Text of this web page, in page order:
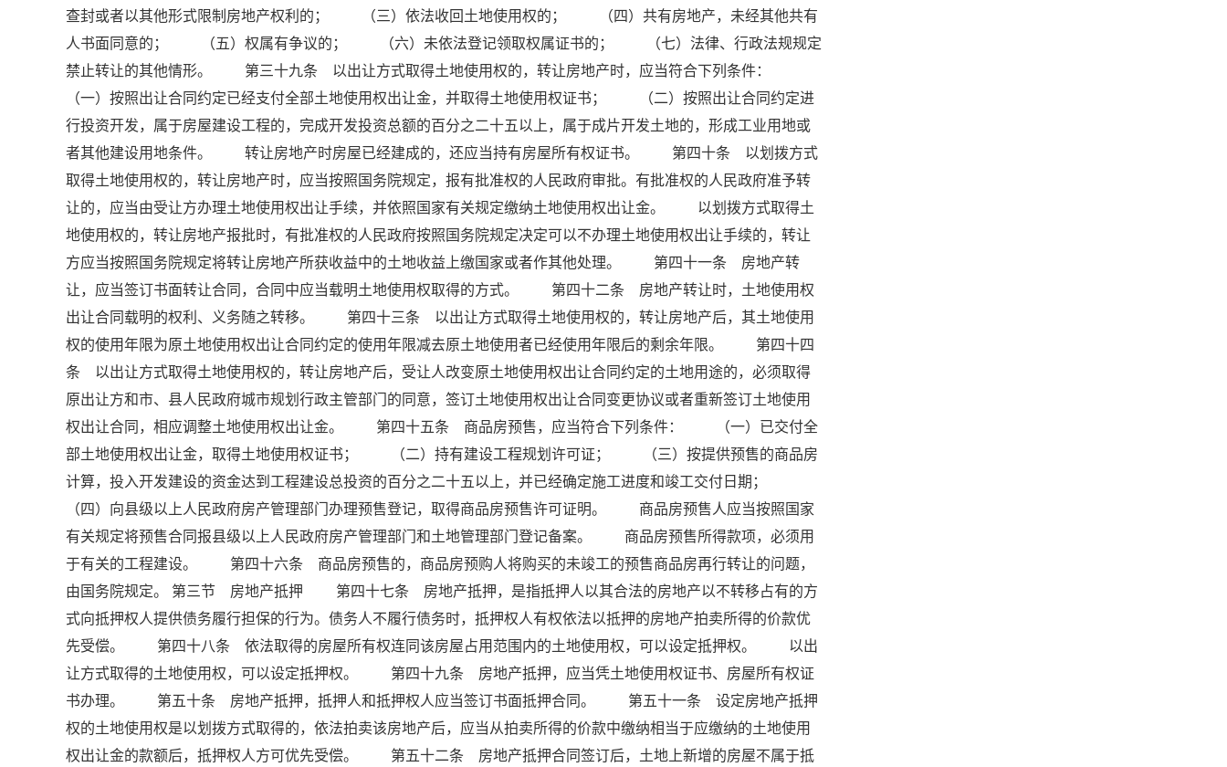
查封或者以其他形式限制房地产权利的； （三）依法收回土地使用权的； （四）共有房地产，未经其他共有
人书面同意的； （五）权属有争议的； （六）未依法登记领取权属证书的； （七）法律、行政法规规定
禁止转让的其他情形。 第三十九条 以出让方式取得土地使用权的，转让房地产时，应当符合下列条件：
（一）按照出让合同约定已经支付全部土地使用权出让金，并取得土地使用权证书； （二）按照出让合同约定进
行投资开发，属于房屋建设工程的，完成开发投资总额的百分之二十五以上，属于成片开发土地的，形成工业用地或
者其他建设用地条件。 转让房地产时房屋已经建成的，还应当持有房屋所有权证书。 第四十条 以划拨方式
取得土地使用权的，转让房地产时，应当按照国务院规定，报有批准权的人民政府审批。有批准权的人民政府准予转
让的，应当由受让方办理土地使用权出让手续，并依照国家有关规定缴纳土地使用权出让金。 以划拨方式取得土
地使用权的，转让房地产报批时，有批准权的人民政府按照国务院规定决定可以不办理土地使用权出让手续的，转让
方应当按照国务院规定将转让房地产所获收益中的土地收益上缴国家或者作其他处理。 第四十一条 房地产转
让，应当签订书面转让合同，合同中应当载明土地使用权取得的方式。 第四十二条 房地产转让时，土地使用权
出让合同载明的权利、义务随之转移。 第四十三条 以出让方式取得土地使用权的，转让房地产后，其土地使用
权的使用年限为原土地使用权出让合同约定的使用年限减去原土地使用者已经使用年限后的剩余年限。 第四十四
条 以出让方式取得土地使用权的，转让房地产后，受让人改变原土地使用权出让合同约定的土地用途的，必须取得
原出让方和市、县人民政府城市规划行政主管部门的同意，签订土地使用权出让合同变更协议或者重新签订土地使用
权出让合同，相应调整土地使用权出让金。 第四十五条 商品房预售，应当符合下列条件： （一）已交付全
部土地使用权出让金，取得土地使用权证书； （二）持有建设工程规划许可证； （三）按提供预售的商品房
计算，投入开发建设的资金达到工程建设总投资的百分之二十五以上，并已经确定施工进度和竣工交付日期；
（四）向县级以上人民政府房产管理部门办理预售登记，取得商品房预售许可证明。 商品房预售人应当按照国家
有关规定将预售合同报县级以上人民政府房产管理部门和土地管理部门登记备案。 商品房预售所得款项，必须用
于有关的工程建设。 第四十六条 商品房预售的，商品房预购人将购买的未竣工的预售商品房再行转让的问题，
由国务院规定。 第三节 房地产抵押 第四十七条 房地产抵押，是指抵押人以其合法的房地产以不转移占有的方
式向抵押权人提供债务履行担保的行为。债务人不履行债务时，抵押权人有权依法以抵押的房地产拍卖所得的价款优
先受偿。 第四十八条 依法取得的房屋所有权连同该房屋占用范围内的土地使用权，可以设定抵押权。 以出
让方式取得的土地使用权，可以设定抵押权。 第四十九条 房地产抵押，应当凭土地使用权证书、房屋所有权证
书办理。 第五十条 房地产抵押，抵押人和抵押权人应当签订书面抵押合同。 第五十一条 设定房地产抵押
权的土地使用权是以划拨方式取得的，依法拍卖该房地产后，应当从拍卖所得的价款中缴纳相当于应缴纳的土地使用
权出让金的款额后，抵押权人方可优先受偿。 第五十二条 房地产抵押合同签订后，土地上新增的房屋不属于抵